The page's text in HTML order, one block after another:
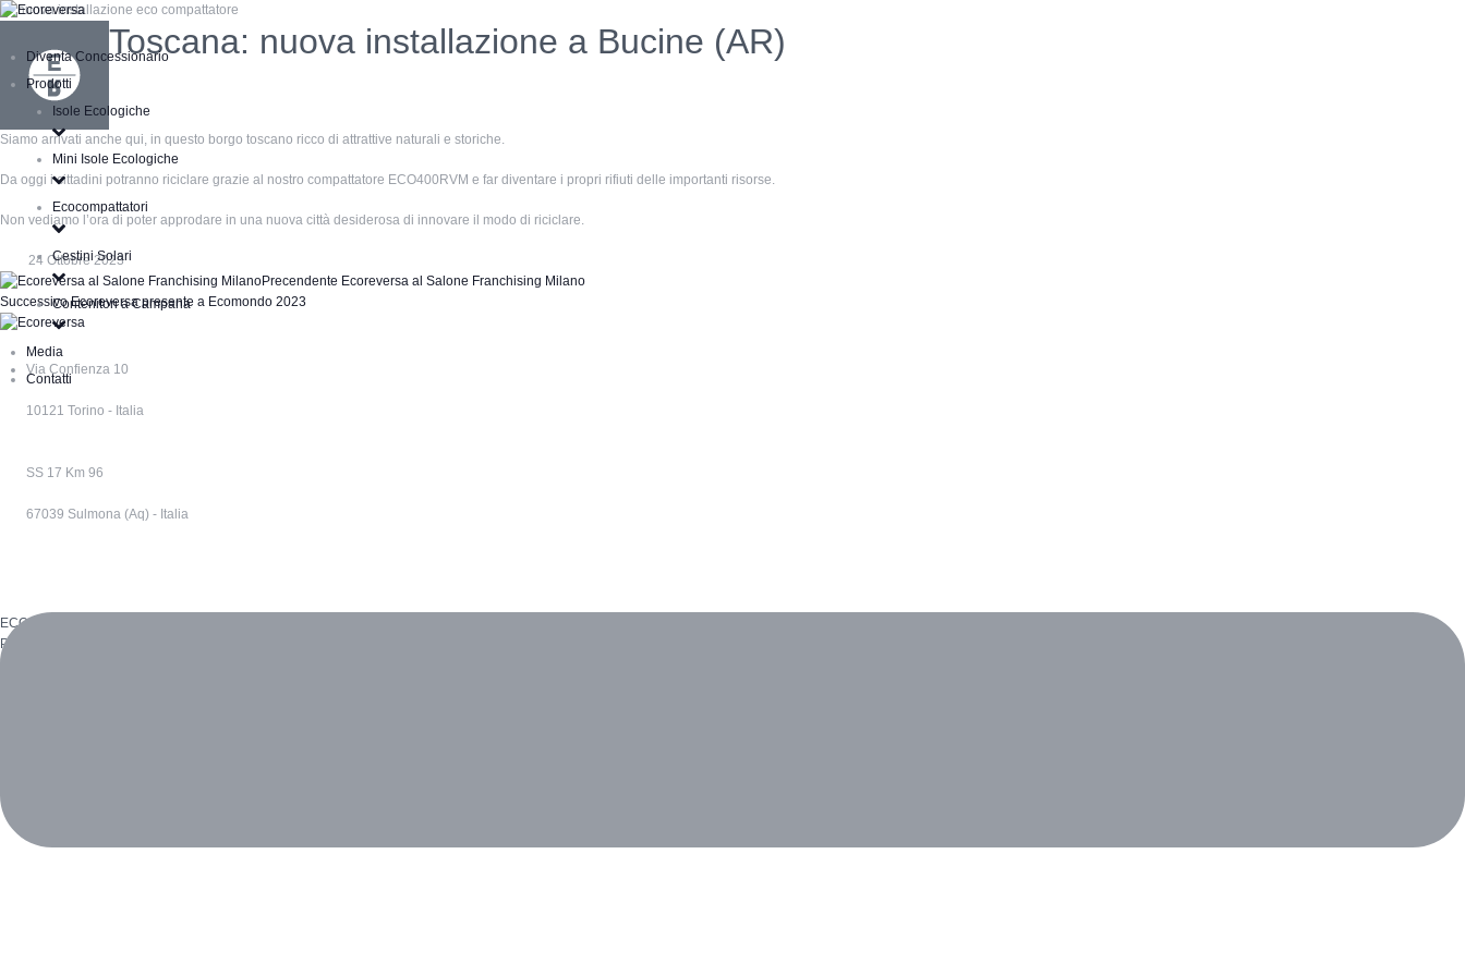
Diventa Concessionario
Prodotti
Isole Ecologiche
Mini Isole Ecologiche
Ecocompattatori
Cestini Solari
Contenitori a Campana
Media
Contatti
Toscana: nuova installazione a Bucine (AR)
Siamo arrivati anche qui, in questo borgo toscano ricco di attrattive naturali e storiche.
Da oggi i cittadini potranno riciclare grazie al nostro compattatore ECO400RVM e far diventare i propri rifiuti delle importanti risorse.
Non vediamo l’ora di poter approdare in una nuova città desiderosa di innovare il modo di riciclare.
24 Ottobre 2023
Precendente Ecoreversa al Salone Franchising Milano
Successivo Ecoreversa presente a Ecomondo 2023
Via Confienza 10
10121 Torino - Italia
SS 17 Km 96
67039 Sulmona (Aq) - Italia
ECOREVERSA è un marchio di R.M. INNOVATION SRL_P.I. 12529460011
PRIVACY POLICY